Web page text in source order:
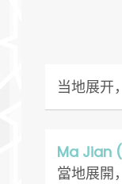
当地展开，
Ma Jian
當地展開，